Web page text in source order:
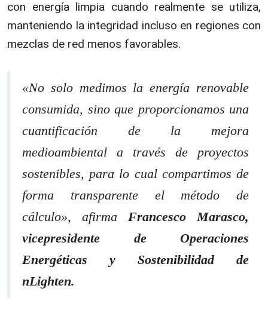
con energía limpia cuando realmente se utiliza,
manteniendo la integridad incluso en regiones con
mezclas de red menos favorables.
«No solo medimos la energía renovable
consumida, sino que proporcionamos una
cuantificación de la mejora
medioambiental a través de proyectos
sostenibles, para lo cual compartimos de
forma transparente el método de
cálculo», afirma Francesco Marasco,
vicepresidente de Operaciones
Energéticas y Sostenibilidad de
nLighten.